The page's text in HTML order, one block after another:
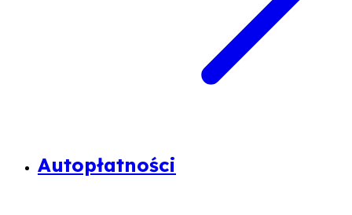
Autopłatności